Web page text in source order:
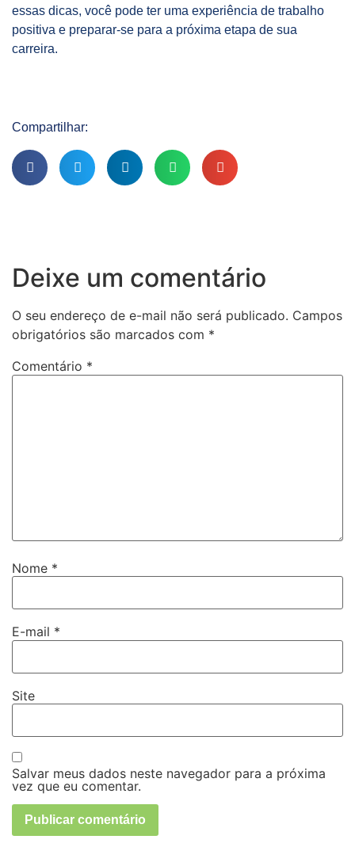
essas dicas, você pode ter uma experiência de trabalho
positiva e preparar-se para a próxima etapa de sua
carreira.
Compartilhar:
Deixe um comentário
O seu endereço de e-mail não será publicado. Campos
obrigatórios são marcados com *
Comentário *
Nome *
E-mail *
Site
Salvar meus dados neste navegador para a próxima
vez que eu comentar.